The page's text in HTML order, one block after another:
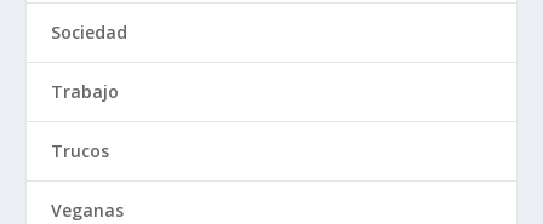
Sociedad
Trabajo
Trucos
Veganas